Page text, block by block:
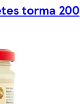
torma 200